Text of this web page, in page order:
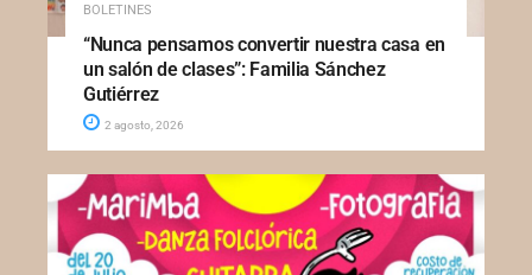
BOLETINES
“Nunca pensamos convertir nuestra casa en
un salón de clases”: Familia Sánchez
Gutiérrez
2 agosto, 2026